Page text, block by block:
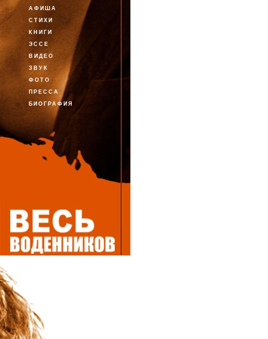
АФИША
СТИХИ
КНИГИ
ЭССЕ
ВИДЕО
ЗВУК
ФОТО
ПРЕССА
БИОГРАФИЯ